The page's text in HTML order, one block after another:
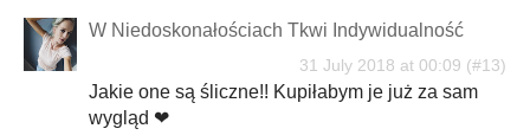
W Niedoskonałościach Tkwi Indywidualność
31 July 2018 at 00:09
Jakie one są śliczne!! Kupiłabym je już za sam
wygląd ❤